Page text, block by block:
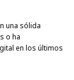
una sólida
o ha
en los últimos